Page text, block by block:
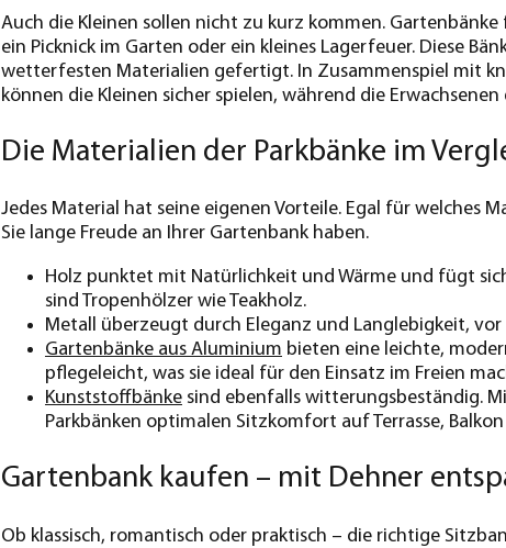
Auch die Kleinen sollen nicht zu kurz kommen.
ein Picknick im Garten oder ein kleines Lagerfeuer. Diese
wetterfesten Materialien gefertigt. In Zusammenspiel mit
können die Kleinen sicher spielen, während die Erwachsenen
Die Materialien der Parkbänke im
Jedes Material hat seine eigenen Vorteile. Egal für welches
Sie lange Freude an Ihrer Gartenbank haben.
Holz punktet mit Natürlichkeit und Wärme und fügt
sind Tropenhölzer wie Teakholz.
Metall überzeugt durch Eleganz und Langlebigkeit, vor
Gartenbänke aus Aluminium bieten eine leichte,
pflegeleicht, was sie ideal für den Einsatz im Freien
Kunststoffbänke sind ebenfalls witterungsbeständig.
Parkbänken optimalen Sitzkomfort auf Terrasse,
Gartenbank kaufen – mit Dehner
Ob klassisch, romantisch oder praktisch – die richtige